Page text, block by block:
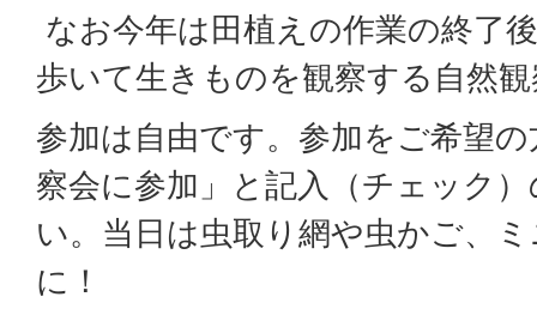
なお今年は田植えの作業の終了
歩いて生きものを観察する自然
参加は自由です。参加をご希望
察会に参加」と記入（チェック
い。当日は虫取り網や虫かご、
に！